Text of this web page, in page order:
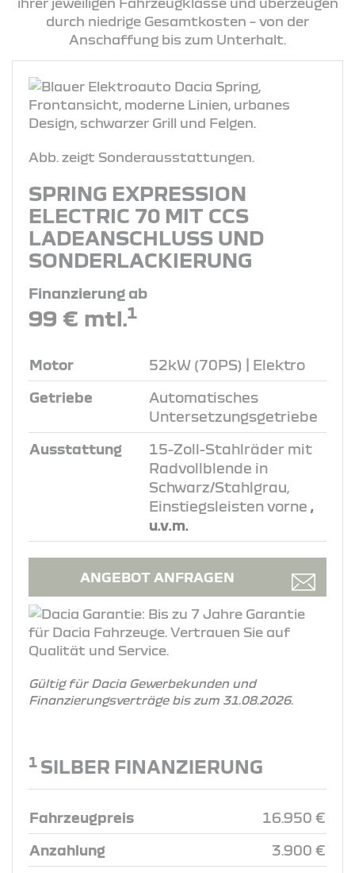
durch niedrige Gesamtkosten – von der
Anschaffung bis zum Unterhalt.
Abb. zeigt Sonderausstattungen.
SPRING EXPRESSION
ELECTRIC 70 MIT CCS
LADEANSCHLUSS UND
SONDERLACKIERUNG
Finanzierung ab
99 € mtl.1
Motor 52kW (70PS) | Elektro
Getriebe
Automatisches
Untersetzungsgetriebe
Ausstattung
15-Zoll-Stahlräder mit
Radvollblende in
Schwarz/Stahlgrau,
Einstiegsleisten vorne ,
u.v.m.
ANGEBOT ANFRAGEN
Gültig für Dacia Gewerbekunden und
Finanzierungsverträge bis zum 31.08.2026.
1 SILBER FINANZIERUNG
Fahrzeugpreis 16.950 €
Anzahlung 3.900 €